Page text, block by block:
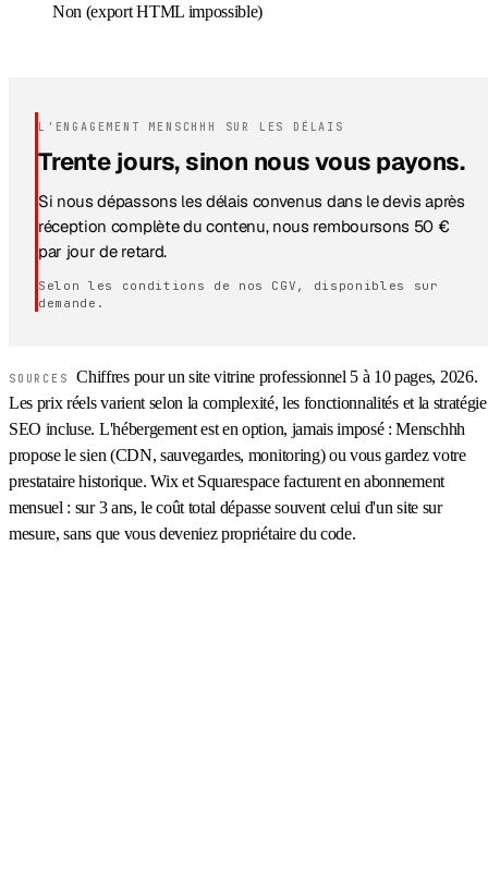
Non (export HTML impossible)
L'ENGAGEMENT MENSCHHH SUR LES DÉLAIS
Trente jours, sinon nous vous payons.
Si nous dépassons les délais convenus dans le devis après
réception complète du contenu, nous remboursons 50 €
par jour de retard.
Selon les conditions de nos CGV, disponibles sur
demande.
SOURCESChiffres pour un site vitrine professionnel 5 à 10 pages, 2026.
Les prix réels varient selon la complexité, les fonctionnalités et la stratégie
SEO incluse. L'hébergement est en option, jamais imposé : Menschhh
propose le sien (CDN, sauvegardes, monitoring) ou vous gardez votre
prestataire historique. Wix et Squarespace facturent en abonnement
mensuel : sur 3 ans, le coût total dépasse souvent celui d'un site sur
mesure, sans que vous deveniez propriétaire du code.